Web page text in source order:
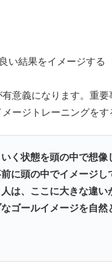
い結果をイメージする
意義になります。重
ージトレーニングをす
く状態を頭の中で想
に頭の中でイメージ
は、ここに大きな違
ゴールイメージを自